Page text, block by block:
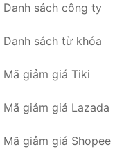
Danh sách công ty
Danh sách từ khóa
Mã giảm giá Tiki
Mã giảm giá Lazada
Mã giảm giá Shopee